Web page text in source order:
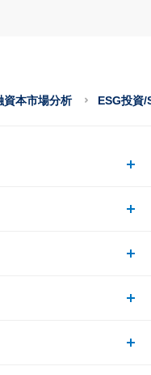
資本市場分析 ESG投資/